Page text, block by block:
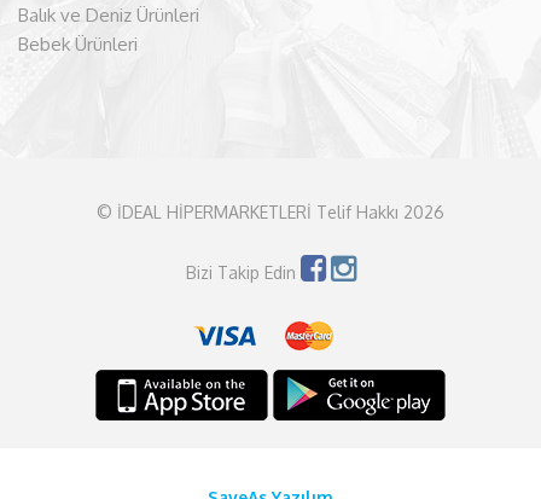
Balık ve Deniz Ürünleri
Bebek Ürünleri
© İDEAL HİPERMARKETLERİ Telif Hakkı 2026
Bizi Takip Edin